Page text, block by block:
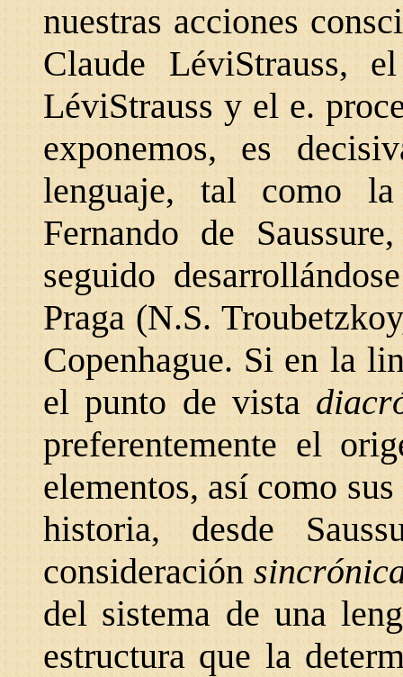
nuestras acciones
Claude LéviStrauss,
LéviStrauss y el e.
exponemos, es
lenguaje, tal como
Fernando de
seguido
Praga (N.S.
Copenhague. Si en la
el punto de vista
preferentemente el
elementos, así como
historia, desde
consideración
del sistema de una
estructura que la